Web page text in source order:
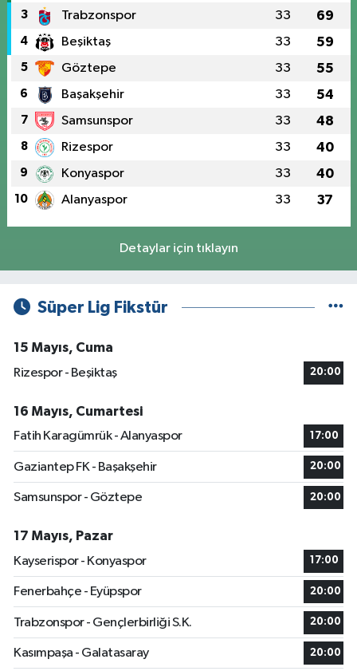
3 Trabzonspor 33 69
4 Beşiktaş 33 59
5 Göztepe 33 55
6 Başakşehir 33 54
7 Samsunspor 33 48
8 Rizespor 33 40
9 Konyaspor 33 40
10 Alanyaspor 33 37
Detaylar için tıklayın
Süper Lig Fikstür
15 Mayıs, Cuma
Rizespor - Beşiktaş
20:00
16 Mayıs, Cumartesi
Fatih Karagümrük - Alanyaspor
17:00
Gaziantep FK - Başakşehir 20:00
Samsunspor - Göztepe 20:00
17 Mayıs, Pazar
Kayserispor - Konyaspor
17:00
Fenerbahçe - Eyüpspor 20:00
Trabzonspor - Gençlerbirliği S.K. 20:00
Kasımpaşa - Galatasaray 20:00